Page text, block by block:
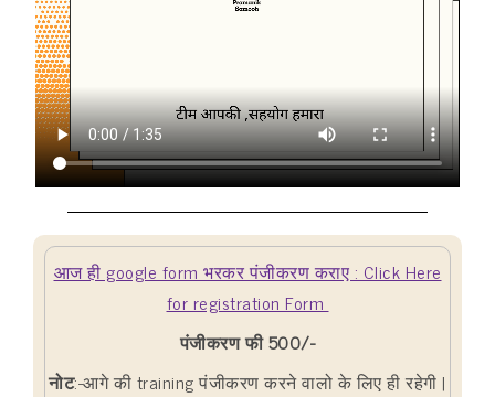
आज ही google form भरकर पंजीकरण कराए : Click Here
for registration Form
पंजीकरण फी 500/-
नोट:-आगे की training पंजीकरण करने वालो के लिए ही रहेगी |